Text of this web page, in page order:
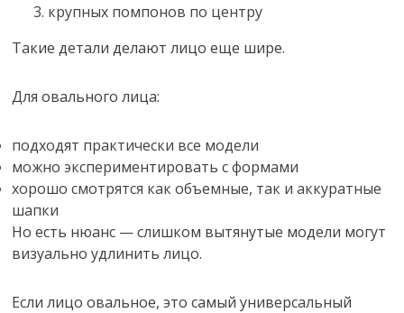
крупных помпонов по центру
Такие детали делают лицо еще шире.
Для овального лица:
подходят практически все модели
можно экспериментировать с формами
хорошо смотрятся как объемные, так и аккуратные
шапки
Но есть нюанс — слишком вытянутые модели могут
визуально удлинить лицо.
Если лицо овальное, это самый универсальный